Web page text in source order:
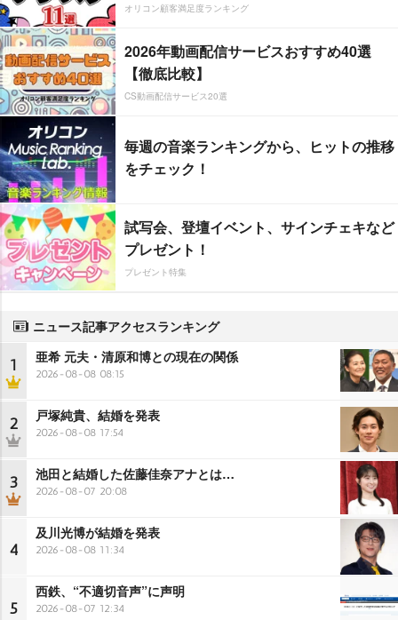
オリコン顧客満足度ランキング
2026年動画配信サービスおすすめ40選
【徹底比較】
CS動画配信サービス20選
毎週の音楽ランキングから、ヒットの推移
をチェック！
試写会、登壇イベント、サインチェキなど
プレゼント！
プレゼント特集
ニュース記事アクセスランキング
1 亜希 元夫・清原和博との現在の関係
2026-08-08 08:15
2 戸塚純貴、結婚を発表
2026-08-08 17:54
3 池田と結婚した佐藤佳奈アナとは…
2026-08-07 20:08
4
及川光博が結婚を発表
2026-08-08 11:34
5
西鉄、“不適切音声”に声明
2026-08-07 12:34